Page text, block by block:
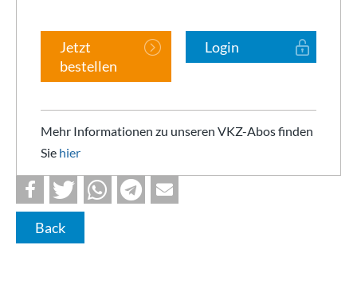
Jetzt
bestellen
Login
Mehr Informationen zu unseren VKZ-Abos finden
Sie hier
Back